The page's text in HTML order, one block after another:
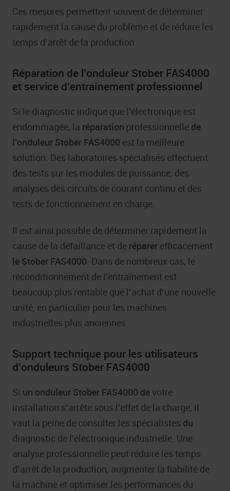
Ces mesures permettent souvent de déterminer
rapidement la cause du problème et de réduire les
temps d’arrêt de la production.
Réparation de l’onduleur Stober FAS4000
et service d’entraînement professionnel
Si le diagnostic indique que l’électronique est
endommagée, la réparation professionnelle de
l’onduleur Stober FAS4000 est la meilleure
solution. Des laboratoires spécialisés effectuent
des tests sur les modules de puissance, des
analyses des circuits de courant continu et des
tests de fonctionnement en charge.
Il est ainsi possible de déterminer rapidement la
cause de la défaillance et de réparer efficacement
le Stober FAS4000. Dans de nombreux cas, le
reconditionnement de l’entraînement est
beaucoup plus rentable que l’achat d’une nouvelle
unité, en particulier pour les machines
industrielles plus anciennes.
Support technique pour les utilisateurs
d’onduleurs Stober FAS4000
Si un onduleur Stober FAS4000 de votre
installation s’arrête sous l’effet de la charge, il
vaut la peine de consulter les spécialistes du
diagnostic de l’électronique industrielle. Une
analyse professionnelle peut réduire les temps
d’arrêt de la production, augmenter la fiabilité de
la machine et optimiser les performances du